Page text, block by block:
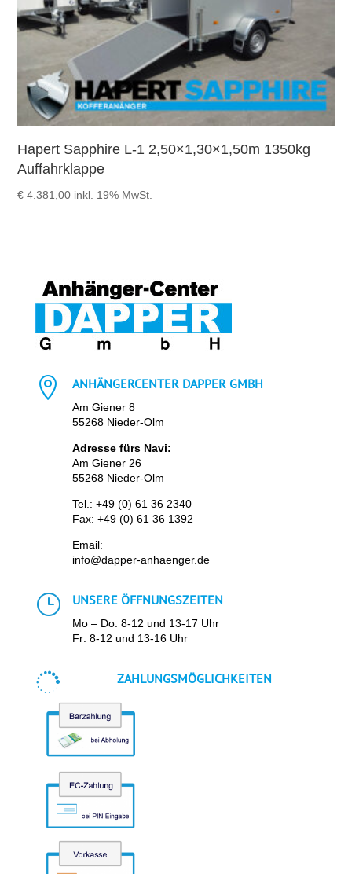
Hapert Sapphire L-1 2,50×1,30×1,50m 1350kg
Auffahrklappe
€ 4.381,00 inkl. 19% MwSt.
 ANHÄNGERCENTER DAPPER GMBH
Am Giener 8
55268 Nieder-Olm
Adresse fürs Navi:
Am Giener 26
55268 Nieder-Olm
Tel.: +49 (0) 61 36 2340
Fax: +49 (0) 61 36 1392
Email:
info@dapper-anhaenger.de
} UNSERE ÖFFNUNGSZEITEN
Mo – Do: 8-12 und 13-17 Uhr
Fr: 8-12 und 13-16 Uhr
 ZAHLUNGSMÖGLICHKEITEN